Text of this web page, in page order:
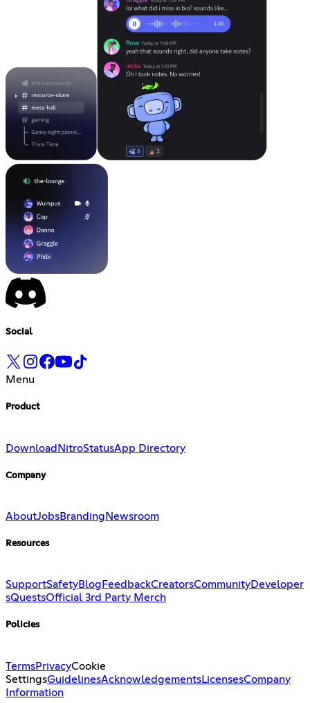
Social
Menu
Product
DownloadNitroStatusApp Directory
Company
AboutJobsBranding Newsroom
Resources
SupportSafetyBlog FeedbackCreatorsCommunityDeveloper
sQuestsOfficial 3rd Party Merch
Policies
TermsPrivacyCookie
SettingsGuidelinesAcknowledgementsLicensesCompany
Information